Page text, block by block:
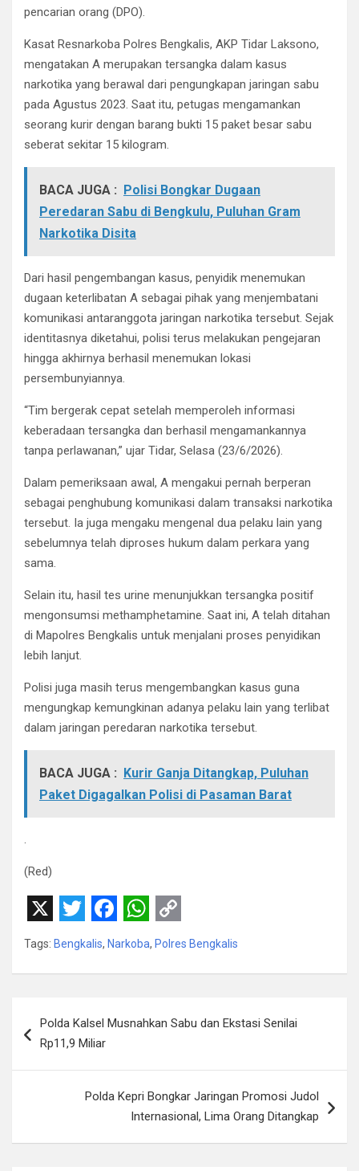
pencarian orang (DPO).
Kasat Resnarkoba Polres Bengkalis, AKP Tidar Laksono,
mengatakan A merupakan tersangka dalam kasus
narkotika yang berawal dari pengungkapan jaringan sabu
pada Agustus 2023. Saat itu, petugas mengamankan
seorang kurir dengan barang bukti 15 paket besar sabu
seberat sekitar 15 kilogram.
BACA JUGA : Polisi Bongkar Dugaan
Peredaran Sabu di Bengkulu, Puluhan Gram
Narkotika Disita
Dari hasil pengembangan kasus, penyidik menemukan
dugaan keterlibatan A sebagai pihak yang menjembatani
komunikasi antaranggota jaringan narkotika tersebut. Sejak
identitasnya diketahui, polisi terus melakukan pengejaran
hingga akhirnya berhasil menemukan lokasi
persembunyiannya.
“Tim bergerak cepat setelah memperoleh informasi
keberadaan tersangka dan berhasil mengamankannya
tanpa perlawanan,” ujar Tidar, Selasa (23/6/2026).
Dalam pemeriksaan awal, A mengakui pernah berperan
sebagai penghubung komunikasi dalam transaksi narkotika
tersebut. Ia juga mengaku mengenal dua pelaku lain yang
sebelumnya telah diproses hukum dalam perkara yang
sama.
Selain itu, hasil tes urine menunjukkan tersangka positif
mengonsumsi methamphetamine. Saat ini, A telah ditahan
di Mapolres Bengkalis untuk menjalani proses penyidikan
lebih lanjut.
Polisi juga masih terus mengembangkan kasus guna
mengungkap kemungkinan adanya pelaku lain yang terlibat
dalam jaringan peredaran narkotika tersebut.
BACA JUGA : Kurir Ganja Ditangkap, Puluhan
Paket Digagalkan Polisi di Pasaman Barat
.
(Red)
X
T
w
t
t
e
F
a
e
b
o
o
W
s
A
p
p
C
L
i
n
k
Tags: Bengkalis, Narkoba, Polres Bengkalis
posPolda Kalsel Musnahkan Sabu dan Ekstasi Senilai
Rp11,9 Miliar
Polda Kepri Bongkar Jaringan Promosi Judol
Internasional, Lima Orang Ditangkap